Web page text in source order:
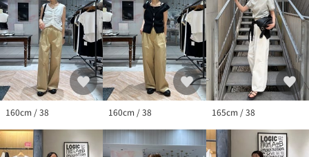
▼商品のお気に入り登録
完売カラーの再入荷通知や、ラスト1点の通知、セールの通知も受
け取ることができます。
▼ブランドのお気に入り登録
新商品や再入荷など、いち早くブランドのお得な情報を受け取る
ことができます。
160cm / 38 160cm / 38 165cm / 38